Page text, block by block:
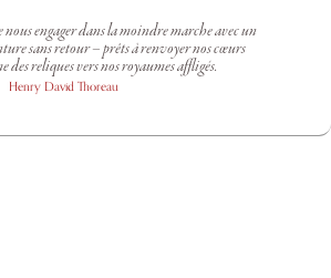
engager dans la moindre marche avec un
sans retour – prêts à renvoyer nos cœurs
des reliques vers nos royaumes affligés.
Henry David Thoreau